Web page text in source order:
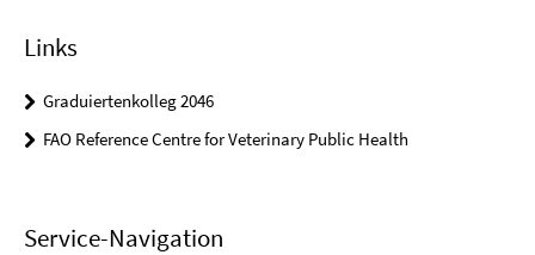
Links
Graduiertenkolleg 2046
FAO Reference Centre for Veterinary Public Health
Service-Navigation